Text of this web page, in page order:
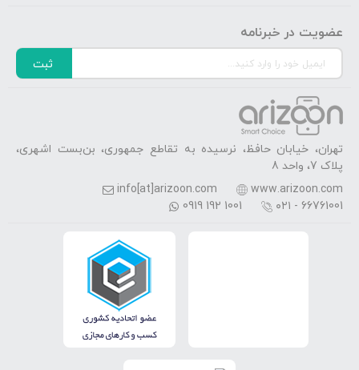
عضویت در خبرنامه
ثبت
تهران، خیابان حافظ، نرسیده به تقاطع جمهوری، بن‌بست اشهری،
پلاک 7، واحد 8
www.arizoon.com
info[at]arizoon.com
۰۲۱ - 66761001
0919 192 1001